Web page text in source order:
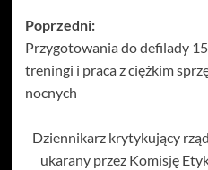
Zobacz
wpisy
Poprzedni:
Przygotowania do defilady
treningi i praca z ciężkim
nocnych
Dziennikarz krytykujący
ukarany przez Komisję